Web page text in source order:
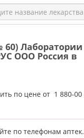
60) Лаборатории
ООО Россия в
по цене от 1 880-00
по телефонам аптек.